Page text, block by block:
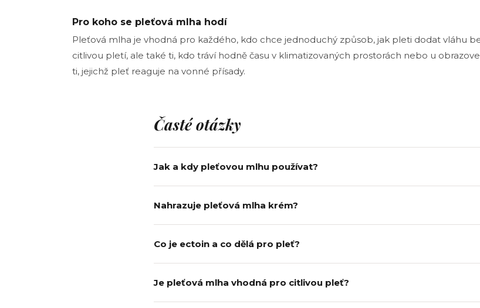
Pro koho se pleťová mlha hodí
Pleťová mlha je vhodná pro každého, kdo chce jednoduchý způsob, jak pleti dodat vláhu
citlivou pletí, ale také ti, kdo tráví hodně času v klimatizovaných prostorách nebo u
ti, jejichž pleť reaguje na vonné přísady.
Časté otázky
Jak a kdy pleťovou mlhu používat?
Nahrazuje pleťová mlha krém?
Co je ectoin a co dělá pro pleť?
Je pleťová mlha vhodná pro citlivou pleť?